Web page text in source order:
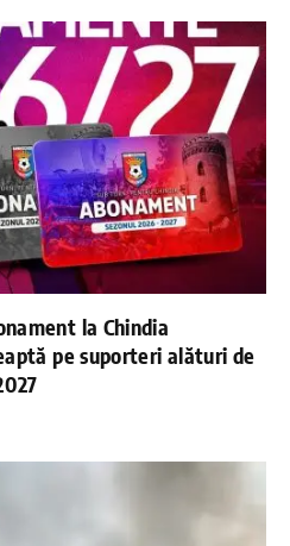
la Chindia
pe suporteri alături de